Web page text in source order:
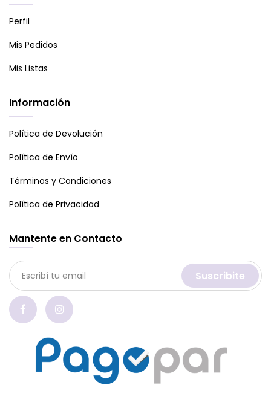
Perfil
Mis Pedidos
Mis Listas
Información
Política de Devolución
Política de Envío
Términos y Condiciones
Política de Privacidad
Mantente en Contacto
Suscribite